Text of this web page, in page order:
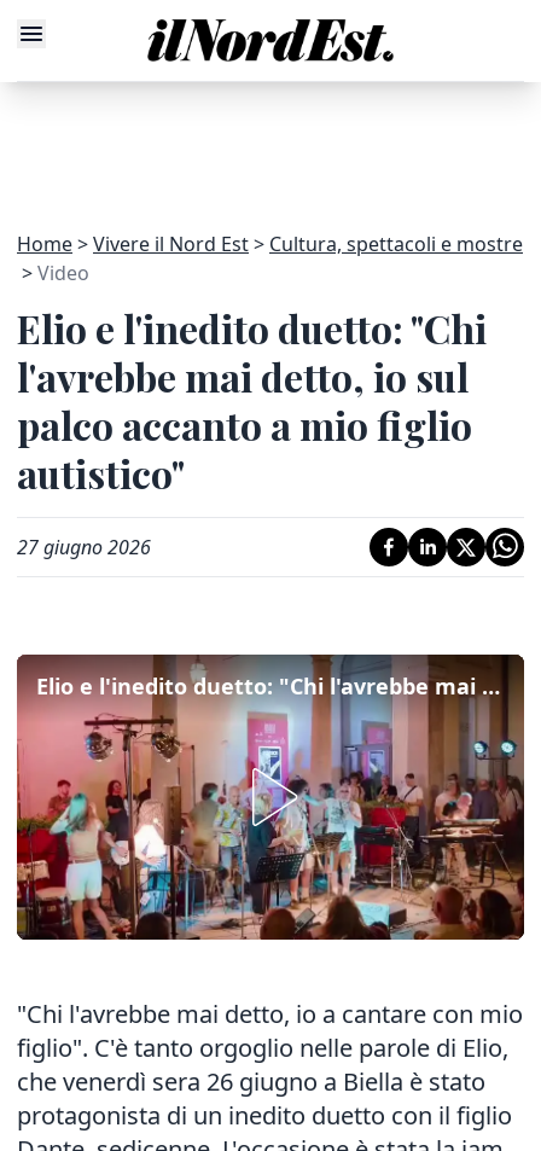
Home Vivere il Nord Est
Cultura, spettacoli e mostre
Video
Elio e l'inedito duetto: "Chi
l'avrebbe mai detto, io sul
palco accanto a mio figlio
autistico"
27 giugno 2026
Elio e l'inedito duetto: "Chi l'avrebbe mai detto, io sul palco accanto a mio figlio autistico"
"Chi l'avrebbe mai detto, io a cantare con mio
figlio". C'è tanto orgoglio nelle parole di Elio,
che venerdì sera 26 giugno a Biella è stato
protagonista di un inedito duetto con il figlio